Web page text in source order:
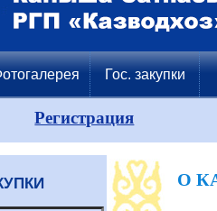
Гос. закупки
Регистрация
О